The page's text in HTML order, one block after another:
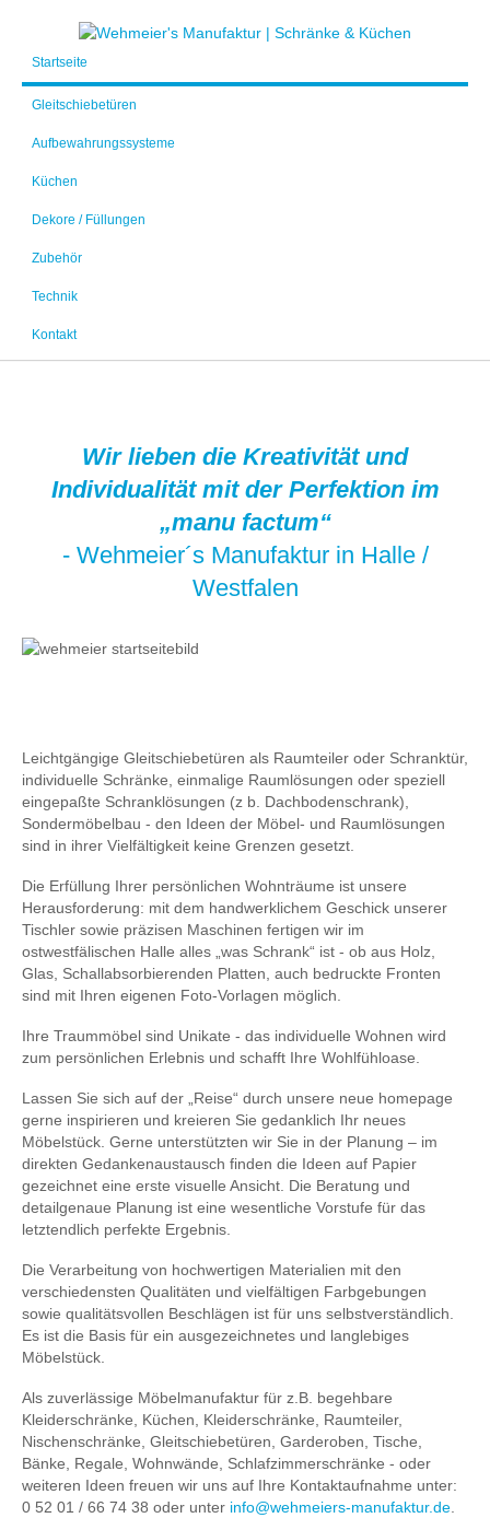
Startseite
Gleitschiebetüren
Aufbewahrungssysteme
Küchen
Dekore / Füllungen
Zubehör
Technik
Kontakt
Wir lieben die Kreativität und
Individualität mit der Perfektion im
„manu factum“
- Wehmeier´s Manufaktur in Halle /
Westfalen
Leichtgängige Gleitschiebetüren als Raumteiler oder Schranktür,
individuelle Schränke, einmalige Raumlösungen oder speziell
eingepaßte Schranklösungen (z b. Dachbodenschrank),
Sondermöbelbau - den Ideen der Möbel- und Raumlösungen
sind in ihrer Vielfältigkeit keine Grenzen gesetzt.
Die Erfüllung Ihrer persönlichen Wohnträume ist unsere
Herausforderung: mit dem handwerklichem Geschick unserer
Tischler sowie präzisen Maschinen fertigen wir im
ostwestfälischen Halle alles „was Schrank“ ist - ob aus Holz,
Glas, Schallabsorbierenden Platten, auch bedruckte Fronten
sind mit Ihren eigenen Foto-Vorlagen möglich.
Ihre Traummöbel sind Unikate - das individuelle Wohnen wird
zum persönlichen Erlebnis und schafft Ihre Wohlfühloase.
Lassen Sie sich auf der „Reise“ durch unsere neue homepage
gerne inspirieren und kreieren Sie gedanklich Ihr neues
Möbelstück. Gerne unterstützten wir Sie in der Planung – im
direkten Gedankenaustausch finden die Ideen auf Papier
gezeichnet eine erste visuelle Ansicht. Die Beratung und
detailgenaue Planung ist eine wesentliche Vorstufe für das
letztendlich perfekte Ergebnis.
Die Verarbeitung von hochwertigen Materialien mit den
verschiedensten Qualitäten und vielfältigen Farbgebungen
sowie qualitätsvollen Beschlägen ist für uns selbstverständlich.
Es ist die Basis für ein ausgezeichnetes und langlebiges
Möbelstück.
Als zuverlässige Möbelmanufaktur für z.B. begehbare
Kleiderschränke, Küchen, Kleiderschränke, Raumteiler,
Nischenschränke, Gleitschiebetüren, Garderoben, Tische,
Bänke, Regale, Wohnwände, Schlafzimmerschränke - oder
weiteren Ideen freuen wir uns auf Ihre Kontaktaufnahme unter:
0 52 01 / 66 74 38 oder unter info@wehmeiers-manufaktur.de.